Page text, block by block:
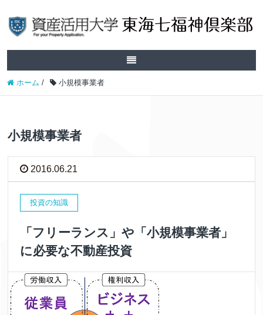
ホーム / 小規模事業者
小規模事業者
2016.06.21
投資の知識
「フリーランス」や「小規模事業者」
に必要な不動産投資